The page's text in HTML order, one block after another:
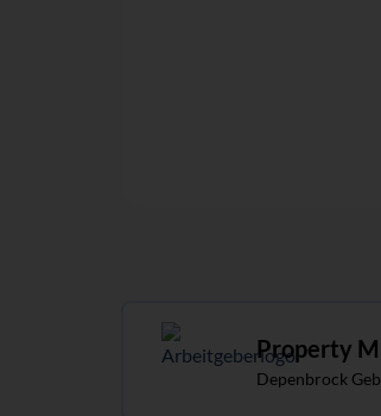
Property
Depenbrock